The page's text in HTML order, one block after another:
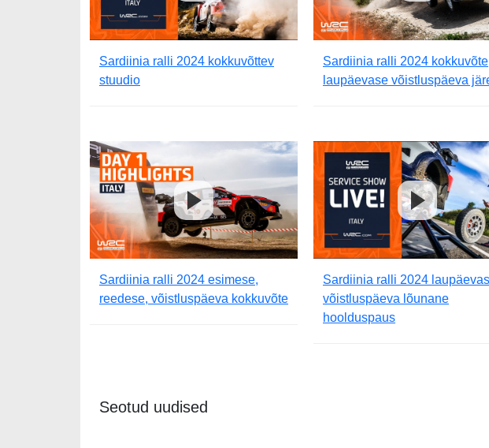
Sardiinia ralli 2024 kokkuvõttev
stuudio
Sardiinia ralli 2024 kokkuvõte
laupäevase võistluspäeva
Sardiinia ralli 2024 esimese,
reedese, võistluspäeva kokkuvõte
Sardiinia ralli 2024
võistluspäeva lõunane
hoolduspaus
Seotud uudised